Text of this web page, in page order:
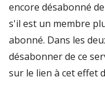
encore désabonné
s'il est un membre
abonné. Dans les
désabonner de ce
sur le lien à cet effet